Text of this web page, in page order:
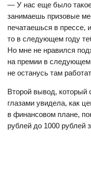
— У нас еще было
занимаешь призовые
печатаешься в прессе,
то в следующем году
Но мне не нравился
на премии в
не останусь там
Второй вывод, который
глазами увидела, как
в финансовом плане,
рублей до 1000 рублей